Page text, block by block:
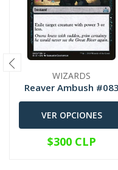
WIZARDS
Reaver Ambush #083
VER OPCIONES
$300 CLP